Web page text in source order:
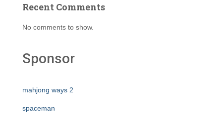
Recent Comments
No comments to show.
Sponsor
mahjong ways 2
spaceman